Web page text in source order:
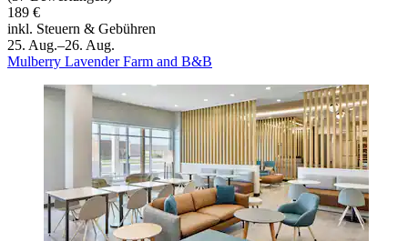
189 €
inkl. Steuern & Gebühren
25. Aug.–26. Aug.
Mulberry Lavender Farm and B&B